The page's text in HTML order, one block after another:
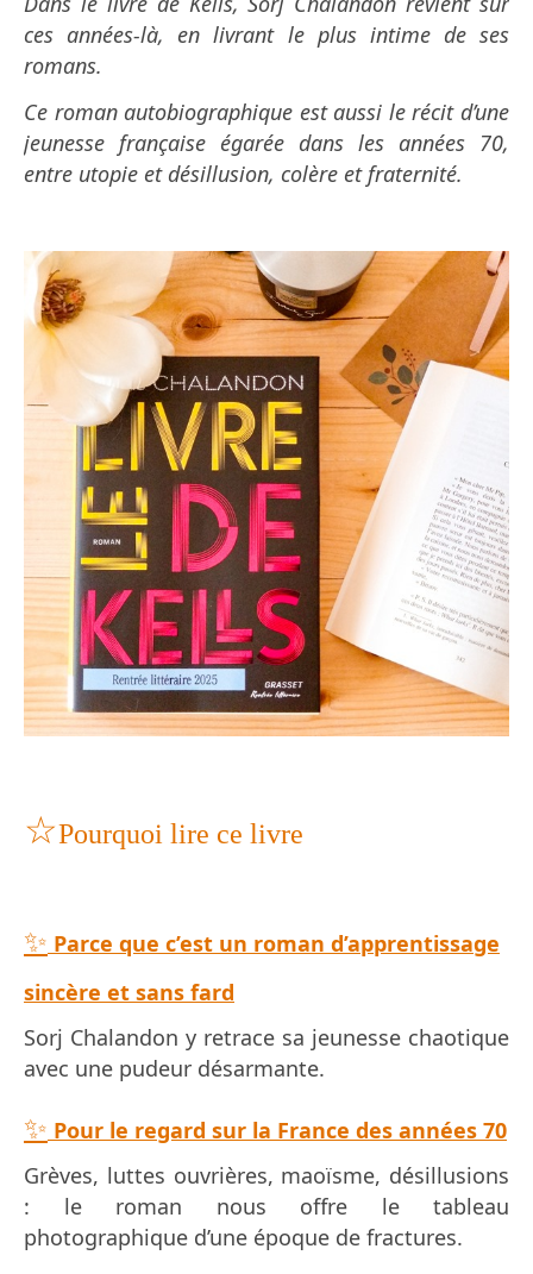
ces années-là, en livrant le plus intime de ses
romans.
Ce roman autobiographique est aussi le récit d’une
jeunesse française égarée dans les années 70,
entre utopie et désillusion, colère et fraternité.
☆Pourquoi lire ce livre
✨ Parce que c’est un roman d’apprentissage
sincère et sans fard
Sorj Chalandon y retrace sa jeunesse chaotique
avec une pudeur désarmante.
✨ Pour le regard sur la France des années 70
Grèves, luttes ouvrières, maoïsme, désillusions
: le roman nous offre le tableau
photographique d’une époque de fractures.